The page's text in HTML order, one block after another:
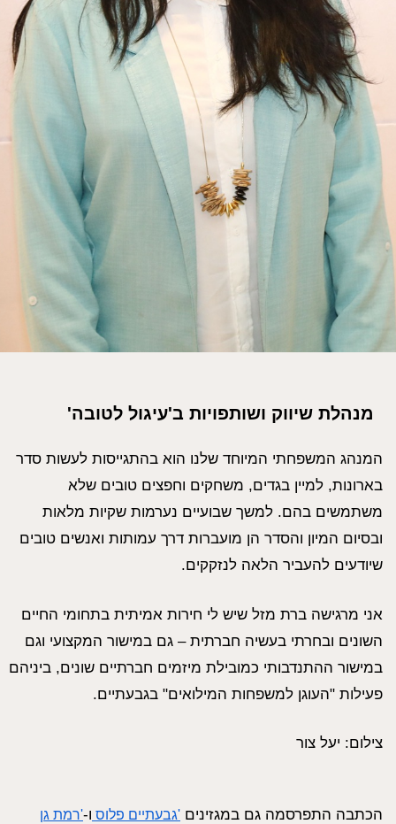
מנהלת שיווק ושותפויות ב'עיגול לטובה'
המנהג המשפחתי המיוחד שלנו הוא בהתגייסות לעשות סדר
בארונות, למיין בגדים, משחקים וחפצים טובים שלא
משתמשים בהם. למשך שבועיים נערמות שקיות מלאות
ובסיום המיון והסדר הן מועברות דרך עמותות ואנשים טובים
שיודעים להעביר הלאה לנזקקים.
אני מרגישה ברת מזל שיש לי חירות אמיתית בתחומי החיים
השונים ובחרתי בעשיה חברתית – גם במישור המקצועי וגם
במישור ההתנדבותי כמובילת מיזמים חברתיים שונים, ביניהם
פעילות "העוגן למשפחות המילואים" בגבעתיים.
צילום: יעל צור
הכתבה התפרסמה גם במגזינים 'גבעתיים פלוס ו-'רמת גן